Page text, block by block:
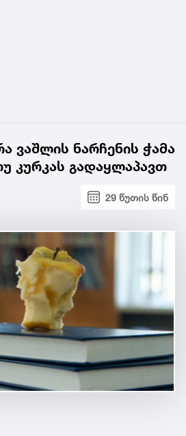
ვაშლის ნარჩენის ჭამა
კურკას გადაყლაპავთ
29 წუთის წინ